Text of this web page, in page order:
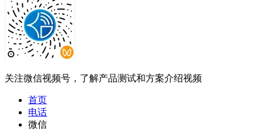
关注微信视频号，了解产品测试和方案介绍视频
首页
电话
微信